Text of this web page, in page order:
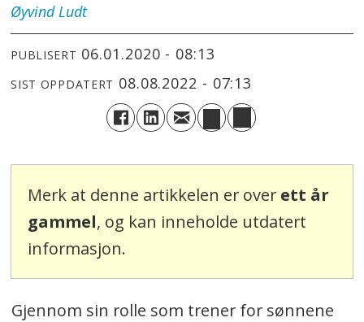
Øyvind Ludt
PUBLISERT 06.01.2020 - 08:13
SIST OPPDATERT 08.08.2022 - 07:13
Merk at denne artikkelen er over ett år
gammel, og kan inneholde utdatert
informasjon.
Gjennom sin rolle som trener for sønnene